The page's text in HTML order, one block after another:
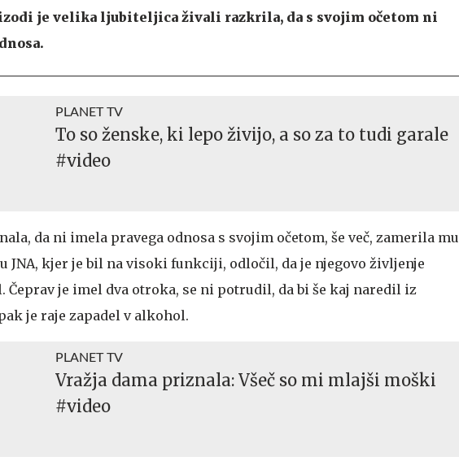
je velika ljubiteljica živali razkrila, da s svojim očetom ni
PLANET TV
To so ženske, ki lepo živijo, a so za to tudi garale
#video
da ni imela pravega odnosa s svojim očetom, še več, zamerila mu
JNA, kjer je bil na visoki funkciji, odločil, da je njegovo življenje
je imel dva otroka, se ni potrudil, da bi še kaj naredil iz
je raje zapadel v alkohol.
PLANET TV
Vražja dama priznala: Všeč so mi mlajši moški
#video